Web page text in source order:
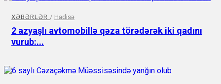
XƏBƏRLƏR / Hadisə
2 azyaşlı avtomobillə qəza törədərək iki qadını
vurub:...